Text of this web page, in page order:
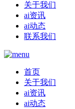
关于我们
ai资讯
ai动态
联系我们
首页
关于我们
ai资讯
ai动态